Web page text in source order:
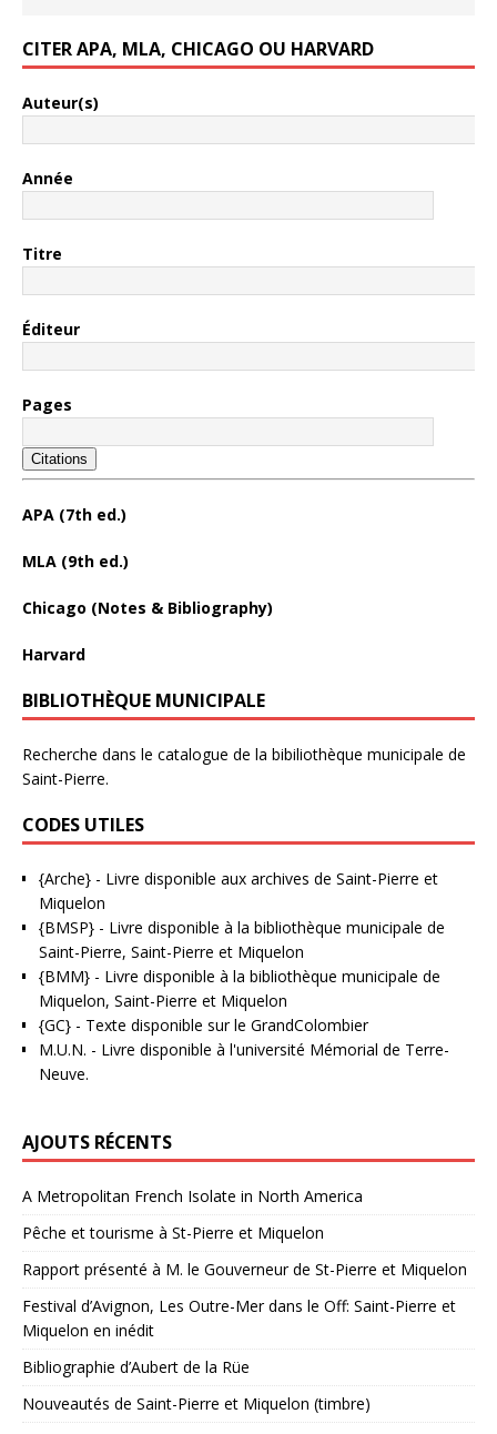
CITER APA, MLA, CHICAGO OU HARVARD
Auteur(s)
Année
Titre
Éditeur
Pages
Citations
APA (7th ed.)
MLA (9th ed.)
Chicago (Notes & Bibliography)
Harvard
BIBLIOTHÈQUE MUNICIPALE
Recherche dans le catalogue de la bibiliothèque municipale de
Saint-Pierre.
CODES UTILES
{Arche} - Livre disponible aux archives de Saint-Pierre et
Miquelon
{BMSP} - Livre disponible à la bibliothèque municipale de
Saint-Pierre, Saint-Pierre et Miquelon
{BMM} - Livre disponible à la bibliothèque municipale de
Miquelon, Saint-Pierre et Miquelon
{GC} - Texte disponible sur le GrandColombier
M.U.N. - Livre disponible à l'université Mémorial de Terre-
Neuve.
AJOUTS RÉCENTS
A Metropolitan French Isolate in North America
Pêche et tourisme à St-Pierre et Miquelon
Rapport présenté à M. le Gouverneur de St-Pierre et Miquelon
Festival d’Avignon, Les Outre-Mer dans le Off: Saint-Pierre et
Miquelon en inédit
Bibliographie d’Aubert de la Rüe
Nouveautés de Saint-Pierre et Miquelon (timbre)